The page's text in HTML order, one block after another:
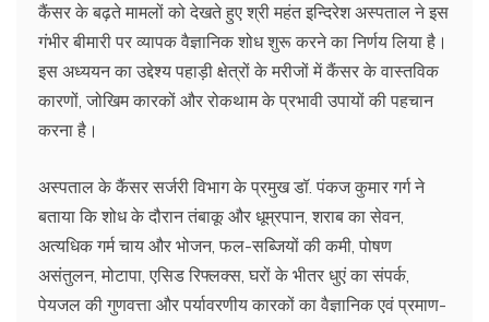
कैंसर के बढ़ते मामलों को देखते हुए श्री महंत इन्दिरेश अस्पताल ने इस
गंभीर बीमारी पर व्यापक वैज्ञानिक शोध शुरू करने का निर्णय लिया है।
इस अध्ययन का उद्देश्य पहाड़ी क्षेत्रों के मरीजों में कैंसर के वास्तविक
कारणों, जोखिम कारकों और रोकथाम के प्रभावी उपायों की पहचान
करना है।
अस्पताल के कैंसर सर्जरी विभाग के प्रमुख डॉ. पंकज कुमार गर्ग ने
बताया कि शोध के दौरान तंबाकू और धूम्रपान, शराब का सेवन,
अत्यधिक गर्म चाय और भोजन, फल-सब्जियों की कमी, पोषण
असंतुलन, मोटापा, एसिड रिफ्लक्स, घरों के भीतर धुएं का संपर्क,
पेयजल की गुणवत्ता और पर्यावरणीय कारकों का वैज्ञानिक एवं प्रमाण-